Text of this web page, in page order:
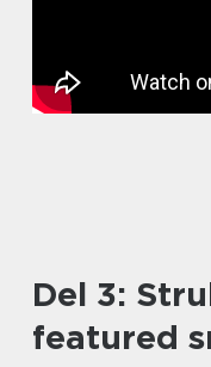
Del 3:
featured